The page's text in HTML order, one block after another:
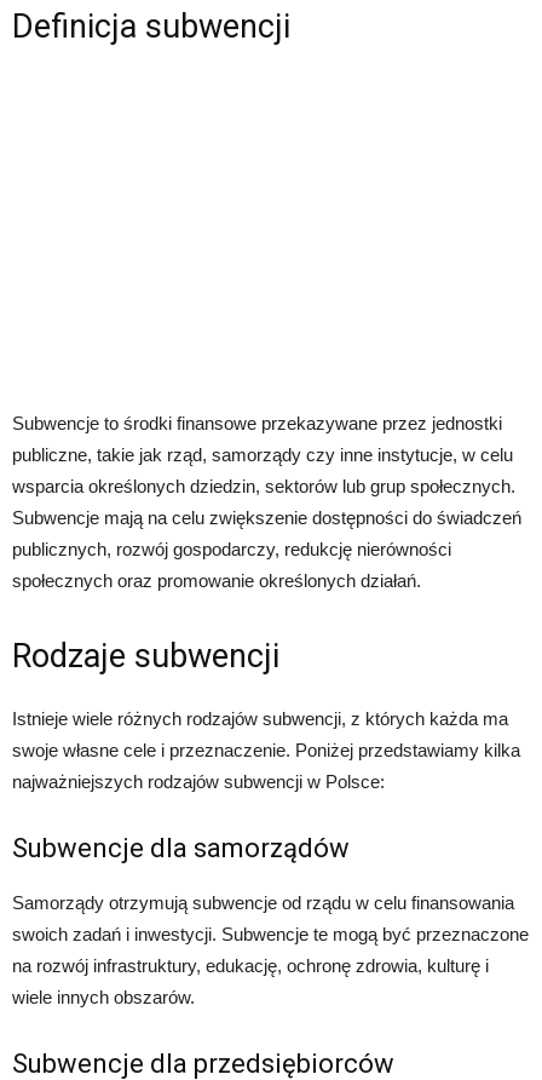
Definicja subwencji
Subwencje to środki finansowe przekazywane przez jednostki
publiczne, takie jak rząd, samorządy czy inne instytucje, w celu
wsparcia określonych dziedzin, sektorów lub grup społecznych.
Subwencje mają na celu zwiększenie dostępności do świadczeń
publicznych, rozwój gospodarczy, redukcję nierówności
społecznych oraz promowanie określonych działań.
Rodzaje subwencji
Istnieje wiele różnych rodzajów subwencji, z których każda ma
swoje własne cele i przeznaczenie. Poniżej przedstawiamy kilka
najważniejszych rodzajów subwencji w Polsce:
Subwencje dla samorządów
Samorządy otrzymują subwencje od rządu w celu finansowania
swoich zadań i inwestycji. Subwencje te mogą być przeznaczone
na rozwój infrastruktury, edukację, ochronę zdrowia, kulturę i
wiele innych obszarów.
Subwencje dla przedsiębiorców